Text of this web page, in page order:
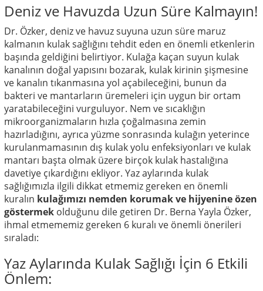
Deniz ve Havuzda Uzun Süre Kalmayın!
Dr. Özker, deniz ve havuz suyuna uzun süre maruz
kalmanın kulak sağlığını tehdit eden en önemli etkenlerin
başında geldiğini belirtiyor. Kulağa kaçan suyun kulak
kanalının doğal yapısını bozarak, kulak kirinin şişmesine
ve kanalın tıkanmasına yol açabileceğini, bunun da
bakteri ve mantarların üremeleri için uygun bir ortam
yaratabileceğini vurguluyor. Nem ve sıcaklığın
mikroorganizmaların hızla çoğalmasına zemin
hazırladığını, ayrıca yüzme sonrasında kulağın yeterince
kurulanmamasının dış kulak yolu enfeksiyonları ve kulak
mantarı başta olmak üzere birçok kulak hastalığına
davetiye çıkardığını ekliyor. Yaz aylarında kulak
sağlığımızla ilgili dikkat etmemiz gereken en önemli
kuralın kulağımızı nemden korumak ve hijyenine özen
göstermek olduğunu dile getiren Dr. Berna Yayla Özker,
ihmal etmememiz gereken 6 kuralı ve önemli önerileri
sıraladı:
Yaz Aylarında Kulak Sağlığı İçin 6 Etkili
Önlem: